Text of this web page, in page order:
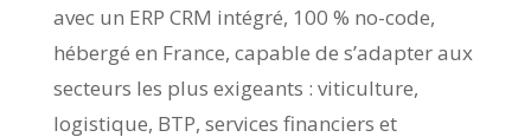
avec un ERP CRM intégré, 100 % no-code,
hébergé en France, capable de s’adapter aux
secteurs les plus exigeants : viticulture,
logistique, BTP, services financiers et